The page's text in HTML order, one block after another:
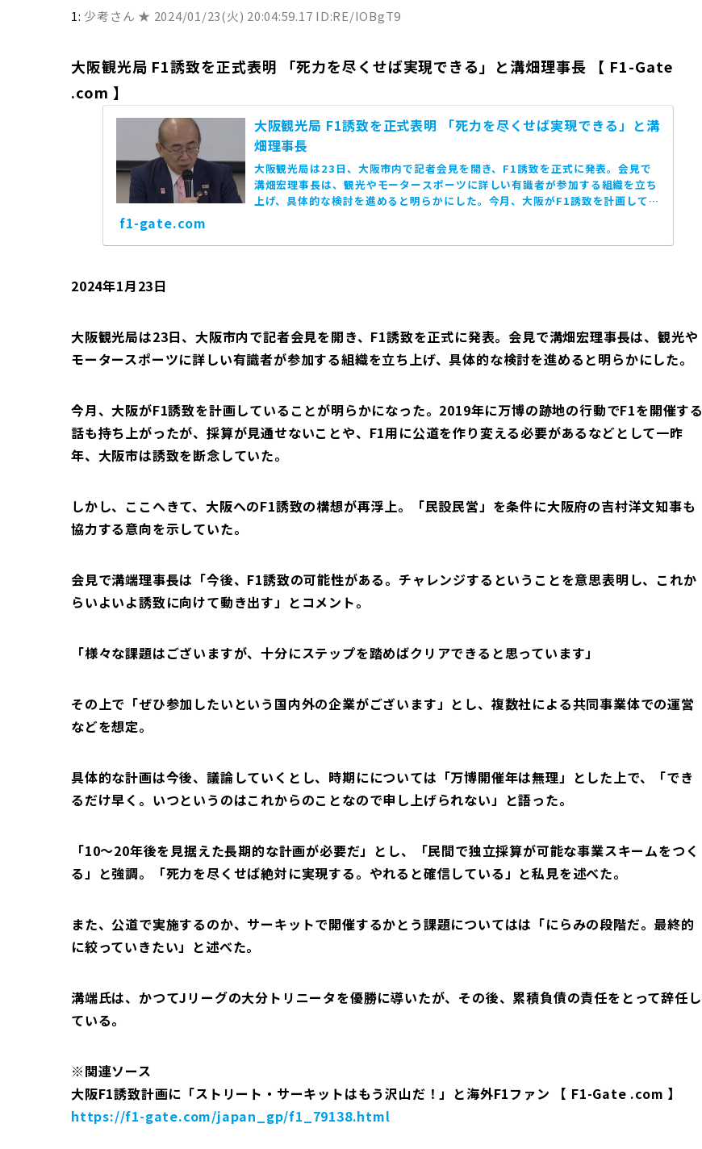
1: 少考さん ★ 2024/01/23(火) 20:04:59.17 ID:RE/IOBgT9
大阪観光局 F1誘致を正式表明 「死力を尽くせば実現できる」と溝畑理事長 【 F1-Gate
.com 】
大阪観光局 F1誘致を正式表明 「死力を尽くせば実現できる」と溝
畑理事長
大阪観光局は23日、大阪市内で記者会見を開き、F1誘致を正式に発表。会見で
溝畑宏理事長は、観光やモータースポーツに詳しい有識者が参加する組織を立ち
上げ、具体的な検討を進めると明らかにした。今月、大阪がF1誘致を計画してい
f1-gate.com
2024年1月23日
大阪観光局は23日、大阪市内で記者会見を開き、F1誘致を正式に発表。会見で溝畑宏理事長は、観光や
モータースポーツに詳しい有識者が参加する組織を立ち上げ、具体的な検討を進めると明らかにした。
今月、大阪がF1誘致を計画していることが明らかになった。2019年に万博の跡地の行動でF1を開催する
話も持ち上がったが、採算が見通せないことや、F1用に公道を作り変える必要があるなどとして一昨
年、大阪市は誘致を断念していた。
しかし、ここへきて、大阪へのF1誘致の構想が再浮上。「民設民営」を条件に大阪府の吉村洋文知事も
協力する意向を示していた。
会見で溝端理事長は「今後、F1誘致の可能性がある。チャレンジするということを意思表明し、これか
らいよいよ誘致に向けて動き出す」とコメント。
「様々な課題はございますが、十分にステップを踏めばクリアできると思っています」
その上で「ぜひ参加したいという国内外の企業がございます」とし、複数社による共同事業体での運営
などを想定。
具体的な計画は今後、議論していくとし、時期にについては「万博開催年は無理」とした上で、「でき
るだけ早く。いつというのはこれからのことなので申し上げられない」と語った。
「10～20年後を見据えた長期的な計画が必要だ」とし、「民間で独立採算が可能な事業スキームをつく
る」と強調。「死力を尽くせば絶対に実現する。やれると確信している」と私見を述べた。
また、公道で実施するのか、サーキットで開催するかとう課題についてはは「にらみの段階だ。最終的
に絞っていきたい」と述べた。
溝端氏は、かつてJリーグの大分トリニータを優勝に導いたが、その後、累積負債の責任をとって辞任し
ている。
※関連ソース
大阪F1誘致計画に「ストリート・サーキットはもう沢山だ！」と海外F1ファン 【 F1-Gate .com 】
https://f1-gate.com/japan_gp/f1_79138.html